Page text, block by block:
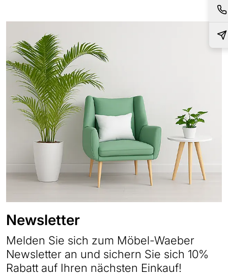
Newsletter
Melden Sie sich zum Möbel-Waeber
Newsletter an und sichern Sie sich 10%
Rabatt auf Ihren nächsten Einkauf!